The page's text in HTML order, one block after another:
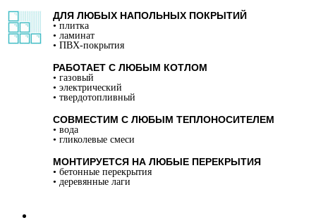
ДЛЯ ЛЮБЫХ НАПОЛЬНЫХ ПОКРЫТИЙ
• плитка
• ламинат
• ПВХ-покрытия
РАБОТАЕТ С ЛЮБЫМ КОТЛОМ
• газовый
• электрический
• твердотопливный
СОВМЕСТИМ С ЛЮБЫМ ТЕПЛОНОСИТЕЛЕМ
• вода
• гликолевые смеси
МОНТИРУЕТСЯ НА ЛЮБЫЕ ПЕРЕКРЫТИЯ
• бетонные перекрытия
• деревянные лаги